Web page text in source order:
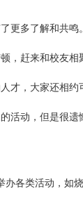
更多了解和共鸣
，赶来和校友相
才，大家还相约
活动，但是很遗
办各类活动，如